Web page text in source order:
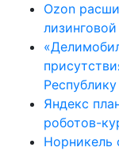
Ozon
Яндекс
роботов-
Норникель